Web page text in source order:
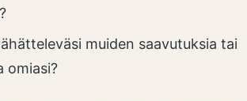
muiden saavutuksia tai
omiasi?